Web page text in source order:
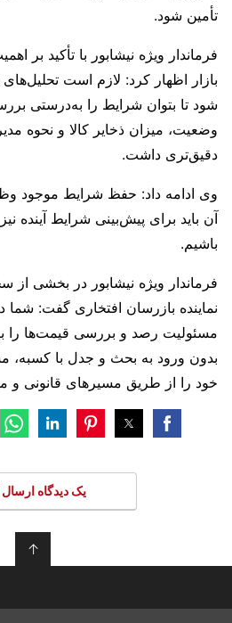
تأمین شود.
فرماندار ویژه نیشابور با تأکید بر
بازار اظهار کرد: لازم است تحلیل‌های
شود تا بتوان شرایط را به‌درستی
وضعیت، میزان ذخایر کالا و نحوه
دقیق‌تری داشت.
وی ادامه داد: حفظ شرایط موجود
آن باید برای پیش‌بینی شرایط آینده
باشیم.
فرماندار ویژه نیشابور در بخشی
نماینده بازرسان افتخاری گفت: شما
مسئولیت رصد و بررسی قیمت‌ها را
بدون ورود به بحث و جدل با کسبه،
خود را از طریق مسیرهای قانونی و
یک دیدگاه ارسال
↑